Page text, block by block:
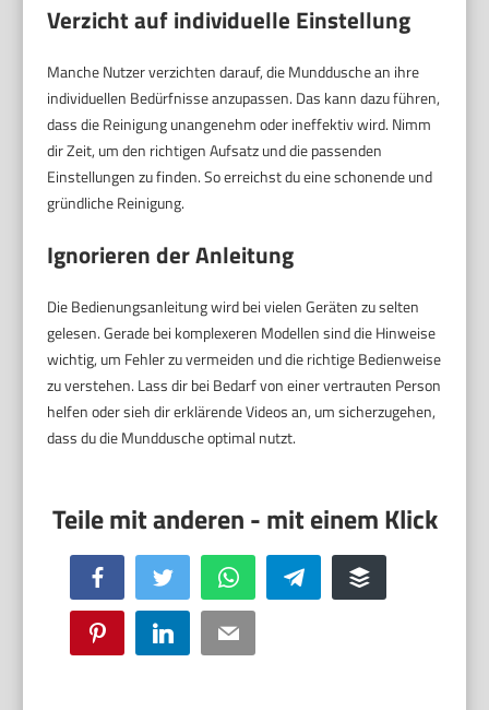
Verzicht auf individuelle Einstellung
Manche Nutzer verzichten darauf, die Munddusche an ihre
individuellen Bedürfnisse anzupassen. Das kann dazu führen,
dass die Reinigung unangenehm oder ineffektiv wird. Nimm
dir Zeit, um den richtigen Aufsatz und die passenden
Einstellungen zu finden. So erreichst du eine schonende und
gründliche Reinigung.
Ignorieren der Anleitung
Die Bedienungsanleitung wird bei vielen Geräten zu selten
gelesen. Gerade bei komplexeren Modellen sind die Hinweise
wichtig, um Fehler zu vermeiden und die richtige Bedienweise
zu verstehen. Lass dir bei Bedarf von einer vertrauten Person
helfen oder sieh dir erklärende Videos an, um sicherzugehen,
dass du die Munddusche optimal nutzt.
Facebook Twitter WhatsApp Telegram Buffer
Pinterest LinkedIn Email